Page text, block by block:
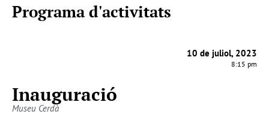
Programa d'activitats
10 de juliol, 2023
8:15 pm
Inauguració
Museu Cerdà